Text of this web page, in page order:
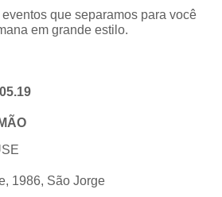
que separamos para você
em grande estilo.
1986, São Jorge